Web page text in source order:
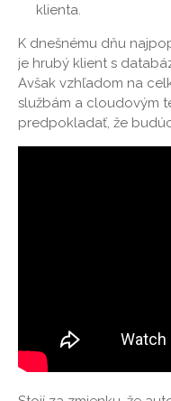
klienta.
K dnešnému dňu
je hrubý klient s
Avšak vzhľadom na
službám a cloudovým
predpokladať, že